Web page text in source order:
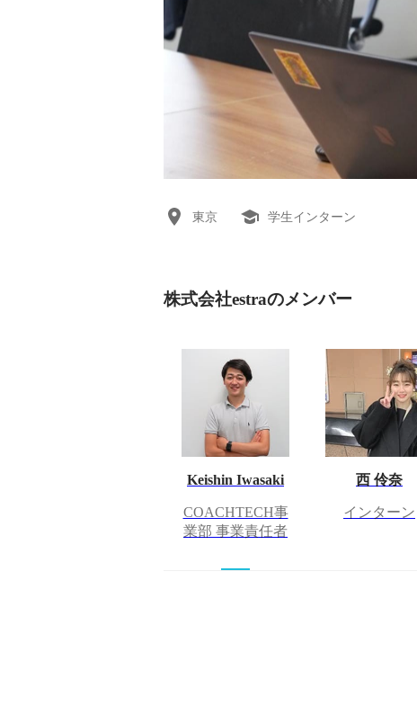
東京 学生インターン
株式会社estraのメンバー
Keishin Iwasaki
COACHTECH事
業部 事業責任者
西 伶奈
インターン